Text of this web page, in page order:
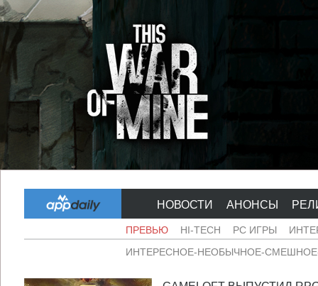
НОВОСТИ АНОНСЫ
ПРЕВЬЮ HI-TECH PC ИГРЫ
ИНТЕРЕСНОЕ-НЕОБЫЧНОЕ-